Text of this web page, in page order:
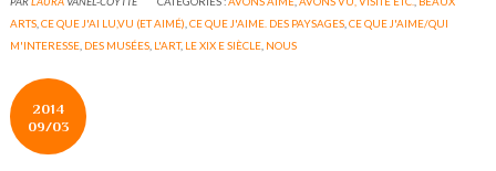
ARTS ,CE QUE J'AI LU,VU (ET AIMÉ) ,CE QUE J'AIME. DES PAYSAGES ,CE QUE J'AIME/QUI
M'INTERESSE DES MUSÉES L'ART, LE XIX E SIÈCLE NOUS
2014
09/03